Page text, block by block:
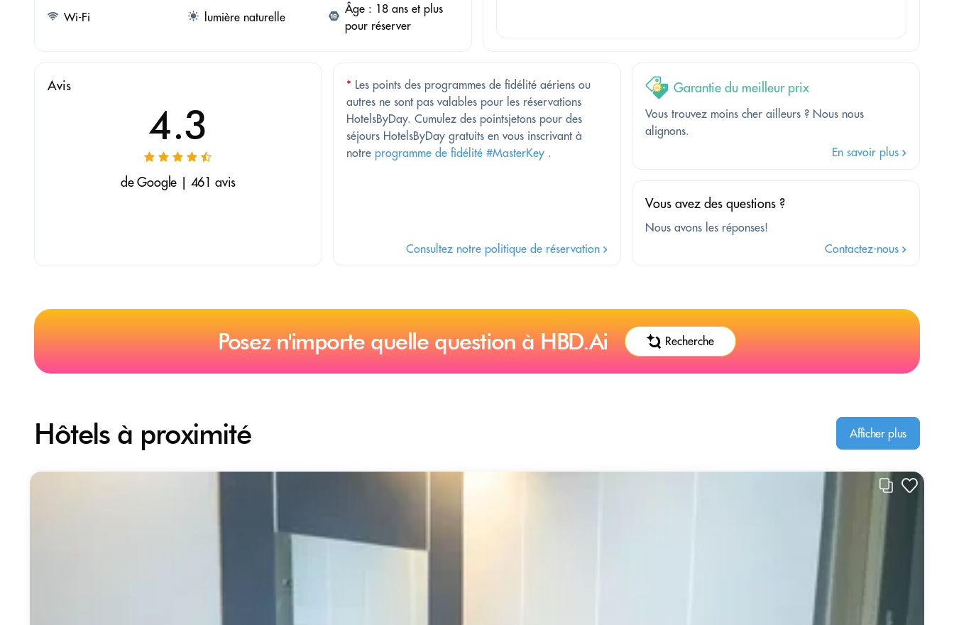
Wi-Fi lumière naturelle
Âge : 18 ans et plus
pour réserver
Avis
4.3
de Google | 461 avis
* Les points des programmes de fidélité aériens ou
autres ne sont pas valables pour les réservations
HotelsByDay. Cumulez des pointsjetons pour des
séjours HotelsByDay gratuits en vous inscrivant à
notre programme de fidélité #MasterKey .
Consultez notre politique de réservation
Garantie du meilleur prix
Vous trouvez moins cher ailleurs ? Nous nous
alignons.
En savoir plus
Vous avez des questions ?
Nous avons les réponses!
Contactez-nous
Posez n'importe quelle question à HBD.Ai Recherche
Hôtels à proximité Afficher plus